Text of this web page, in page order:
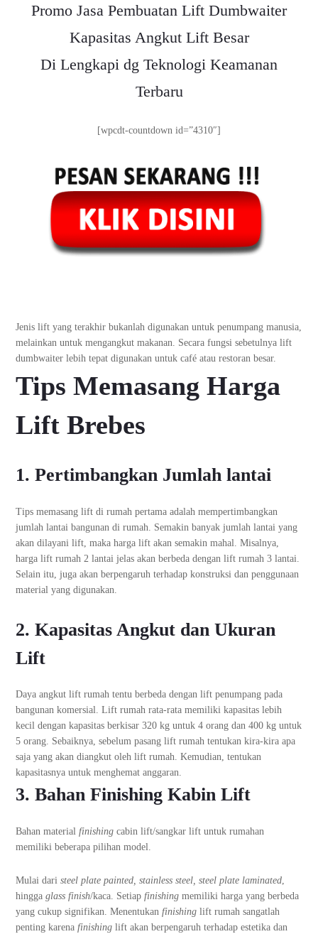
Promo Jasa Pembuatan Lift Dumbwaiter
Kapasitas Angkut Lift Besar
Di Lengkapi dg Teknologi Keamanan
Terbaru
[wpcdt-countdown id=”4310″]
Jenis lift yang terakhir bukanlah digunakan untuk penumpang manusia,
melainkan untuk mengangkut makanan. Secara fungsi sebetulnya lift
dumbwaiter lebih tepat digunakan untuk café atau restoran besar.
Tips MemasangHarga
Lift Brebes
1. Pertimbangkan Jumlah lantai
Tips memasang lift di rumah pertama adalah mempertimbangkan
jumlah lantai bangunan di rumah. Semakin banyak jumlah lantai yang
akan dilayani lift, maka harga lift akan semakin mahal. Misalnya,
harga lift rumah 2 lantai jelas akan berbeda dengan lift rumah 3 lantai.
Selain itu, juga akan berpengaruh terhadap konstruksi dan penggunaan
material yang digunakan.
2. Kapasitas Angkut dan Ukuran
Lift
Daya angkut lift rumah tentu berbeda dengan lift penumpang pada
bangunan komersial. Lift rumah rata-rata memiliki kapasitas lebih
kecil dengan kapasitas berkisar 320 kg untuk 4 orang dan 400 kg untuk
5 orang. Sebaiknya, sebelum pasang lift rumah tentukan kira-kira apa
saja yang akan diangkut oleh lift rumah. Kemudian, tentukan
kapasitasnya untuk menghemat anggaran.
3. Bahan Finishing Kabin Lift
Bahan material finishing cabin lift/sangkar lift untuk rumahan
memiliki beberapa pilihan model.
Mulai daristeel plate painted, stainless steel, steel plate laminated
hinggaglass finish/kaca. Setiap finishing memiliki harga yang berbeda
yang cukup signifikan. Menentukan finishing lift rumah sangatlah
penting karena finishing lift akan berpengaruh terhadap estetika dan